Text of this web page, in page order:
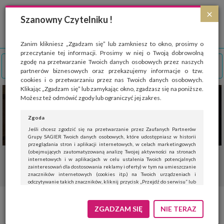
×
Szanowny Czytelniku !
Zanim klikniesz „Zgadzam się” lub zamkniesz to okno, prosimy o
przeczytanie tej informacji. Prosimy w niej o Twoją dobrowolną
zgodę na przetwarzanie Twoich danych osobowych przez naszych
partnerów biznesowych oraz przekazujemy informacje o tzw.
cookies i o przetwarzaniu przez nas Twoich danych osobowych.
Klikając „Zgadzam się” lub zamykając okno, zgadzasz się na poniższe.
Możesz też odmówić zgody lub ograniczyć jej zakres.
Zgoda
Jeśli chcesz zgodzić się na przetwarzanie przez Zaufanych Partnerów
Grupy SAGIER Twoich danych osobowych, które udostępniasz w historii
przeglądania stron i aplikacji internetowych, w celach marketingowych
(obejmujących zautomatyzowaną analizę Twojej aktywności na stronach
internetowych i w aplikacjach w celu ustalenia Twoich potencjalnych
zainteresowań dla dostosowania reklamy i oferty) w tym na umieszczanie
znaczników internetowych (cookies itp.) na Twoich urządzeniach i
odczytywanie takich znaczników, kliknij przycisk „Przejdź do serwisu” lub
Jeśli nie chcesz wyrazić zgody, kliknij „Nie teraz”.
Wyrażenie zgody jest dobrowolne. Możesz edytować zakres zgody, w tym
ZGADZAM SIĘ NIE TERAZ
Strona wykorzystuje pliki cookies, które służą głównie do celów statystycznych.
Wyrażając zgodę na używanie 'cookies', zezwalasz na zapisanie ich w pamięci
przeglądarki. Przejdź do
polityki cookies